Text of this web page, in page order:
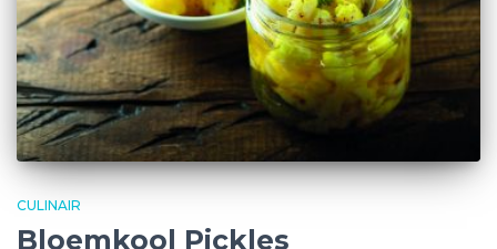
CULINAIR
Bloemkool Pickles